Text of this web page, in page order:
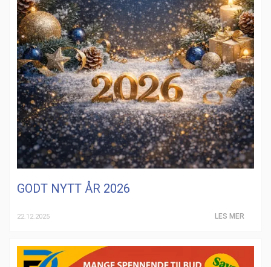
GODT NYTT ÅR 2026
22.12.2025 LES MER